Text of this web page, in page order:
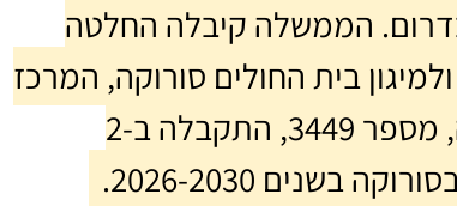
הממשלה קיבלה החלטה
בית החולים סורוקה, המרכז
הרפואי הגדול והמרכזי של הדרום. ההחלטה, מספר 3449, התקבלה ב-2